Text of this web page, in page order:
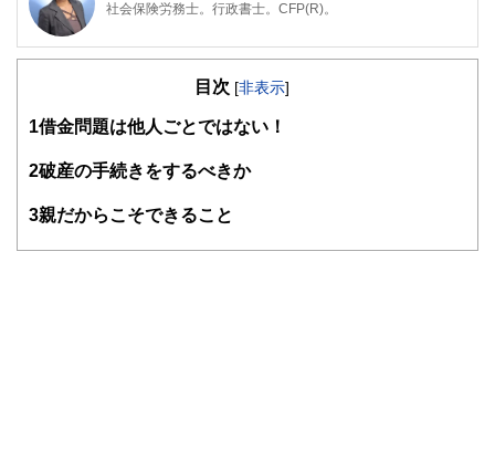
社会保険労務士。行政書士。CFP(R)。
阪神淡路大震災の経験から、法律やお金の大切さを実感し、
続き、相談にのる傍ら、一般消費者向けのセミナーや執筆活
融ブックス）。「子どもにかけるお金の本」（主婦の友社）
女2人男1人の3児の母でもある。
目次 [非表示]
1借金問題は他人ごとではない！
2破産の手続きをするべきか
3親だからこそできること